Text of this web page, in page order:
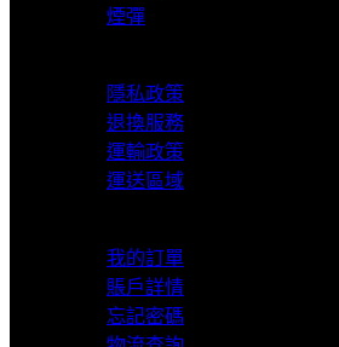
煙彈
隱私政策
退換服務
運輸政策
運送區域
我的訂單
賬戶詳情
忘記密碼